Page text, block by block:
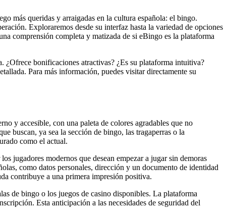
más queridas y arraigadas en la cultura española: el bingo.
Exploraremos desde su interfaz hasta la variedad de opciones
comprensión completa y matizada de si eBingo es la plataforma
¿Ofrece bonificaciones atractivas? ¿Es su plataforma intuitiva?
Para más información, puedes visitar directamente su
y accesible, con una paleta de colores agradables que no
buscan, ya sea la sección de bingo, las tragaperras o la
como el actual.
jugadores modernos que desean empezar a jugar sin demoras
como datos personales, dirección y un documento de identidad
contribuye a una primera impresión positiva.
de bingo o los juegos de casino disponibles. La plataforma
Esta anticipación a las necesidades de seguridad del